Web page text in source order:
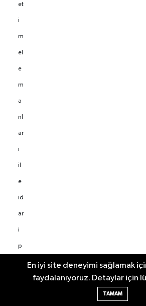
et
i
m
el
e
m
a
nl
ar
ı
il
e
id
ar
i
p
En iyi site deneyimi sağlamak
faydalanıyoruz. Detaylar için
TAMAM